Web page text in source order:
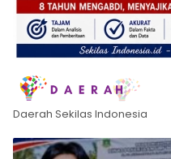
Daerah Sekilas Indonesia